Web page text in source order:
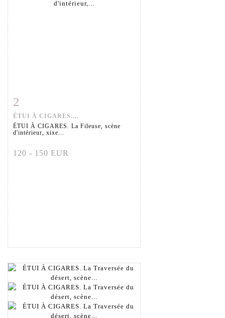
2
ÉTUI À CIGARES....
ÉTUI À CIGARES. La Fileuse, scène
d'intérieur, xixe...
120 - 150 EUR